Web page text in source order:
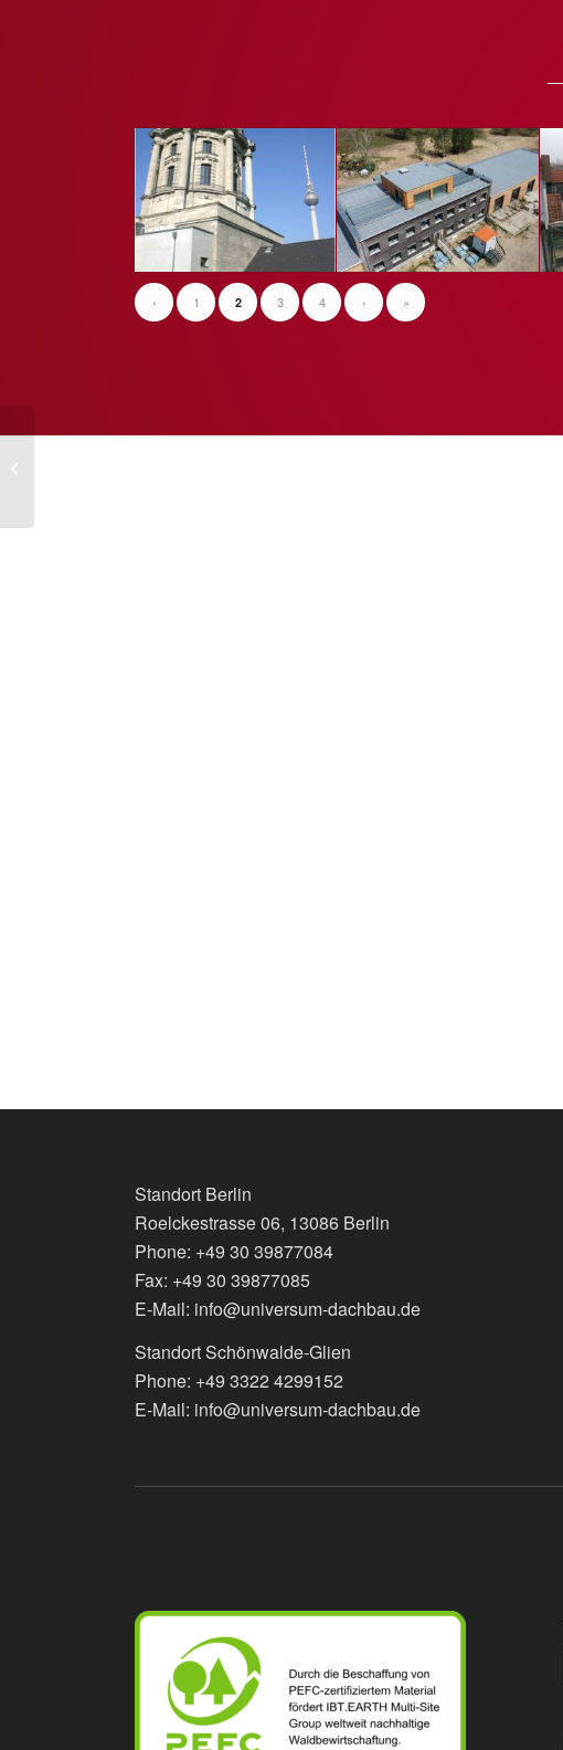
‹ 1 2 3 4 › »
Standort Berlin
Roelckestrasse 06, 13086 Berlin
Phone: +49 30 39877084
Fax: +49 30 39877085
E-Mail: info@universum-dachbau.de
Standort Schönwalde-Glien
Phone: +49 3322 4299152
E-Mail: info@universum-dachbau.de